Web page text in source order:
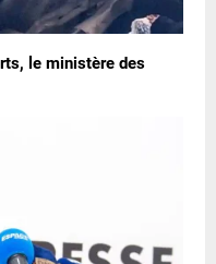
le ministère des